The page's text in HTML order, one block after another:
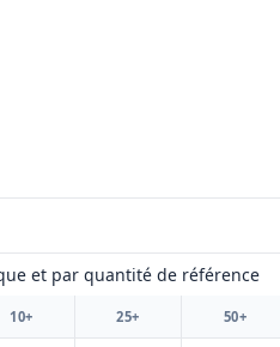
et par quantité de référence
10+ 25+ 50+